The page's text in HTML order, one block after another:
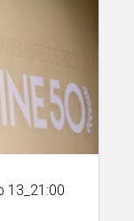
13_21:00